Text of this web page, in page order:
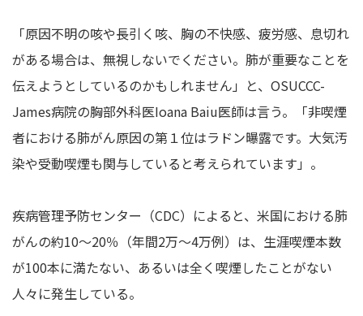
「原因不明の咳や長引く咳、胸の不快感、疲労感、息切れ
がある場合は、無視しないでください。肺が重要なことを
伝えようとしているのかもしれません」と、OSUCCC-
James病院の胸部外科医Ioana Baiu医師は言う。「非喫煙
者における肺がん原因の第１位はラドン曝露です。大気汚
染や受動喫煙も関与していると考えられています」。
疾病管理予防センター（CDC）によると、米国における肺
がんの約10～20％（年間2万～4万例）は、生涯喫煙本数
が100本に満たない、あるいは全く喫煙したことがない
人々に発生している。